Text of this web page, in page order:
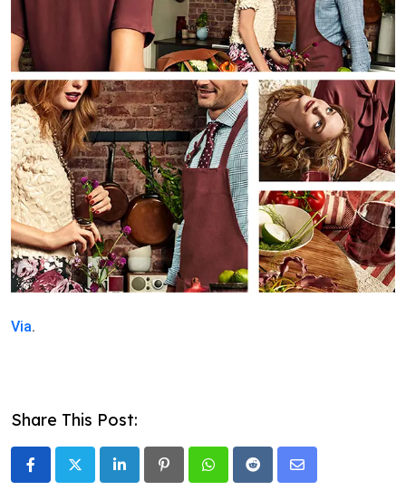
Via.
Share This Post:
LinkedInPinterestWhatsappRedditShare